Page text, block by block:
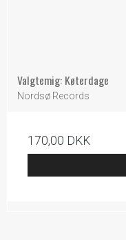
Valgtemig: Køterdage
Nordsø Records
170,00 DKK